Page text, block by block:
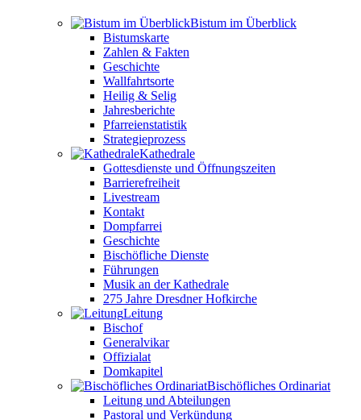
Bistum im Überblick
Bistumskarte
Zahlen & Fakten
Geschichte
Wallfahrtsorte
Heilig & Selig
Jahresberichte
Pfarreienstatistik
Strategieprozess
Kathedrale
Gottesdienste und Öffnungszeiten
Barrierefreiheit
Livestream
Kontakt
Dompfarrei
Geschichte
Bischöfliche Dienste
Führungen
Musik an der Kathedrale
275 Jahre Dresdner Hofkirche
Leitung
Bischof
Generalvikar
Offizialat
Domkapitel
Bischöfliches Ordinariat
Leitung und Abteilungen
Pastoral und Verkündung